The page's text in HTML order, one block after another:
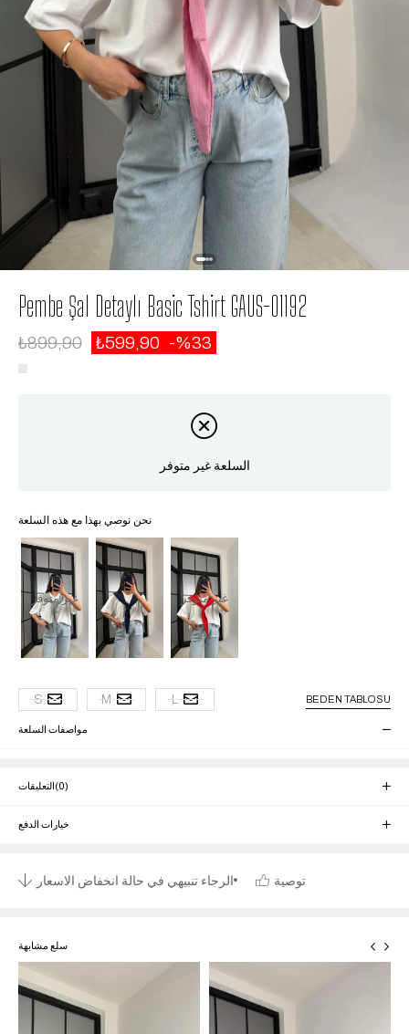
Pembe Şal Detaylı Basic Tshirt GAUS-01192
₺899,90 ₺599,90 33
السلعة غير متوفر
نحن نوصي بهذا مع هذه السلعة
غير متوفر غير متوفر
S M L BEDEN TABLOSU
مواصفات السلعة
التعليقات (0)
خيارات الدفع
الرجاء تنبيهي في حالة انخفاض الاسعار توصية
سلع مشابهة